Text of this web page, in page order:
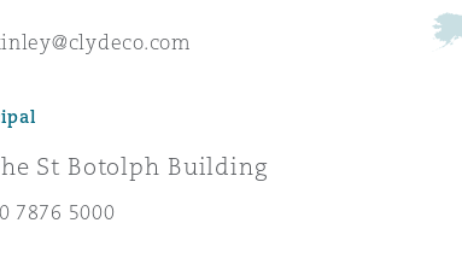
St Botolph Building
7876 5000